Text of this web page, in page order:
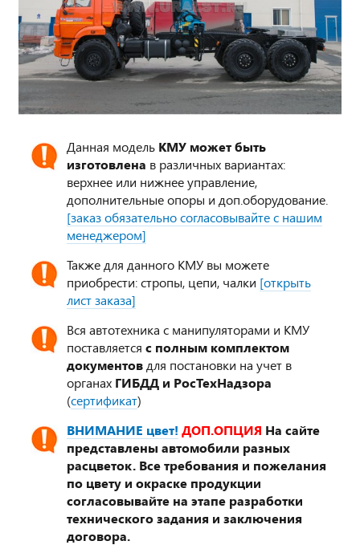
Данная модель КМУ может быть
изготовлена в различных вариантах:
верхнее или нижнее управление,
дополнительные опоры и доп.оборудование.
[заказ обязательно согласовывайте с нашим
менеджером]
Также для данного КМУ вы можете
приобрести: стропы, цепи, чалки [открыть
лист заказа]
Вся автотехника с манипуляторами и КМУ
поставляется с полным комплектом
документов для постановки на учет в
органах ГИБДД и РосТехНадзора
(сертификат)
ВНИМАНИЕ цвет! ДОП.ОПЦИЯ На сайте
представлены автомобили разных
расцветок. Все требования и пожелания
по цвету и окраске продукции
согласовывайте на этапе разработки
технического задания и заключения
договора.